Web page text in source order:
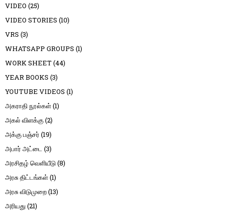
VIDEO (25)
VIDEO STORIES (10)
VRS (3)
WHATSAPP GROUPS (1)
WORK SHEET(44)
YEAR BOOKS (3)
YOUTUBE VIDEOS (1)
அகராதி நூல்கள்(1)
அகல் விளக்கு(2)
அக்கு பஞ்சர் (19)
அபார் அட்டை (3)
அரசிதழ் வெளியீடு(8)
அரசு திட்டங்கள்(1)
அரசு விடுமுறை(13)
அரியது(21)